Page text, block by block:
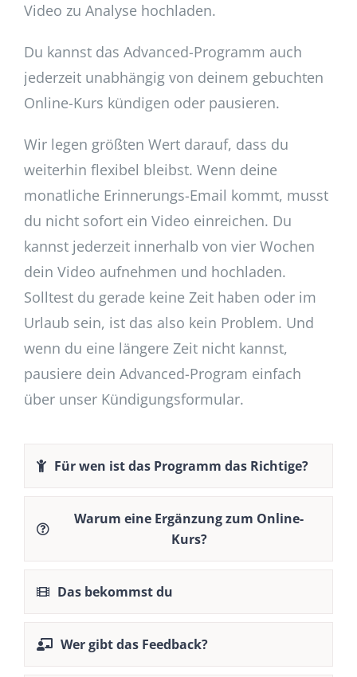
Video zu Analyse hochladen.
Du kannst das Advanced-Programm auch
jederzeit unabhängig von deinem gebuchten
Online-Kurs kündigen oder pausieren.
Wir legen größten Wert darauf, dass du
weiterhin flexibel bleibst. Wenn deine
monatliche Erinnerungs-Email kommt, musst
du nicht sofort ein Video einreichen. Du
kannst jederzeit innerhalb von vier Wochen
dein Video aufnehmen und hochladen.
Solltest du gerade keine Zeit haben oder im
Urlaub sein, ist das also kein Problem. Und
wenn du eine längere Zeit nicht kannst,
pausiere dein Advanced-Program einfach
über unser Kündigungsformular.
Für wen ist das Programm das Richtige?
Warum eine Ergänzung zum Online-
Kurs?
Das bekommst du
Wer gibt das Feedback?